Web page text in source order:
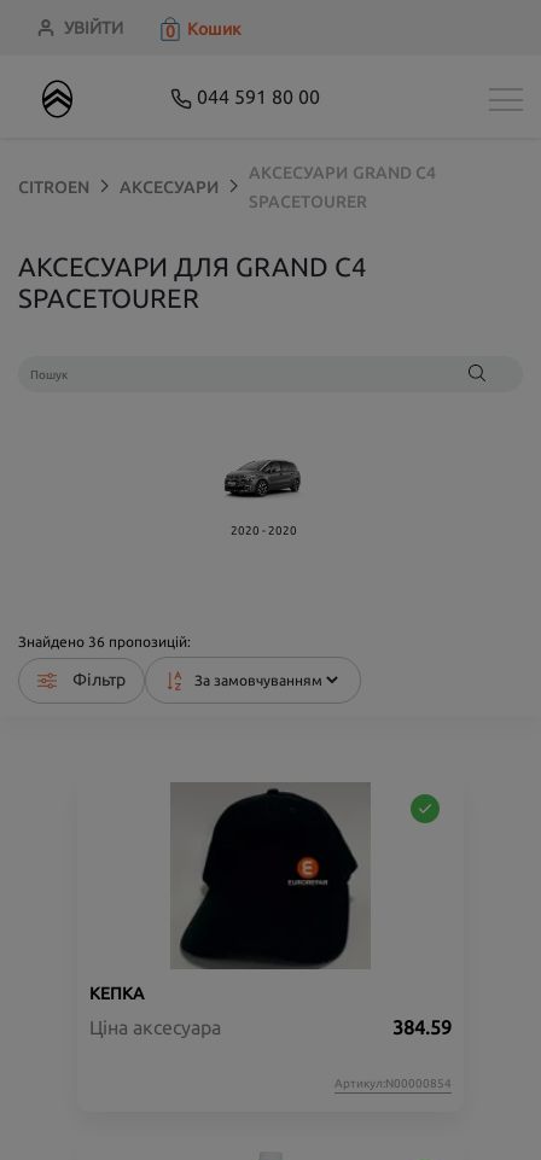
УВІЙТИ 0 Кошик
044 591 80 00
CITROEN АКСЕСУАРИ
АКСЕСУАРИ GRAND C4
SPACETOURER
АКСЕСУАРИ ДЛЯ GRAND C4
SPACETOURER
2020 - 2020
Знайдено 36 пропозицій:
Фільтр
КЕПКА
Ціна аксесуара 384.59
Артикул:N00000854